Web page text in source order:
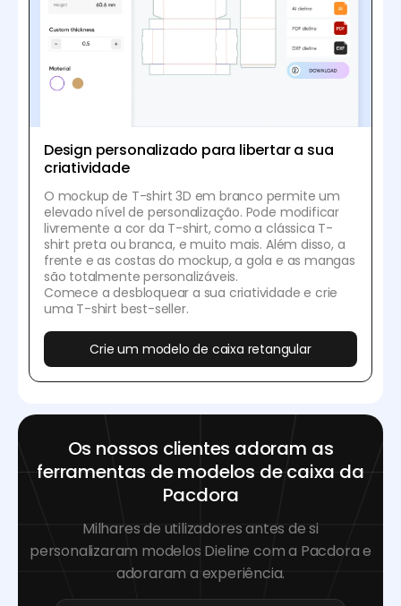
Design personalizado para libertar a sua
criatividade
O mockup de T-shirt 3D em branco permite um
elevado nível de personalização. Pode modificar
livremente a cor da T-shirt, como a clássica T-
shirt preta ou branca, e muito mais. Além disso, a
frente e as costas do mockup, a gola e as mangas
são totalmente personalizáveis.
Comece a desbloquear a sua criatividade e crie
uma T-shirt best-seller.
Crie um modelo de caixa retangular
Os nossos clientes adoram as
ferramentas de modelos de caixa da
Pacdora
Milhares de utilizadores antes de si
personalizaram modelos Dieline com a Pacdora e
adoraram a experiência.